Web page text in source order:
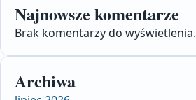
Najnowsze komentarze
Brak komentarzy do wyświetlenia.
Archiwa